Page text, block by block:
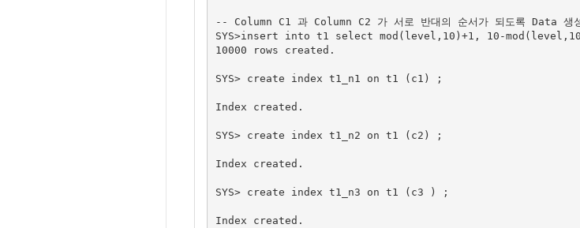
-- Column C1 과 Column C2 가 서로 반대의 순서가 되도록 Data 생
SYS>insert into t1 select mod(level,10)+1, 10-
10000 rows created.
SYS> create index t1_n1 on t1 (c1) ;
Index created.
SYS> create index t1_n2 on t1 (c2) ;
Index created.
SYS> create index t1_n3 on t1 (c3 ) ;
Index created.